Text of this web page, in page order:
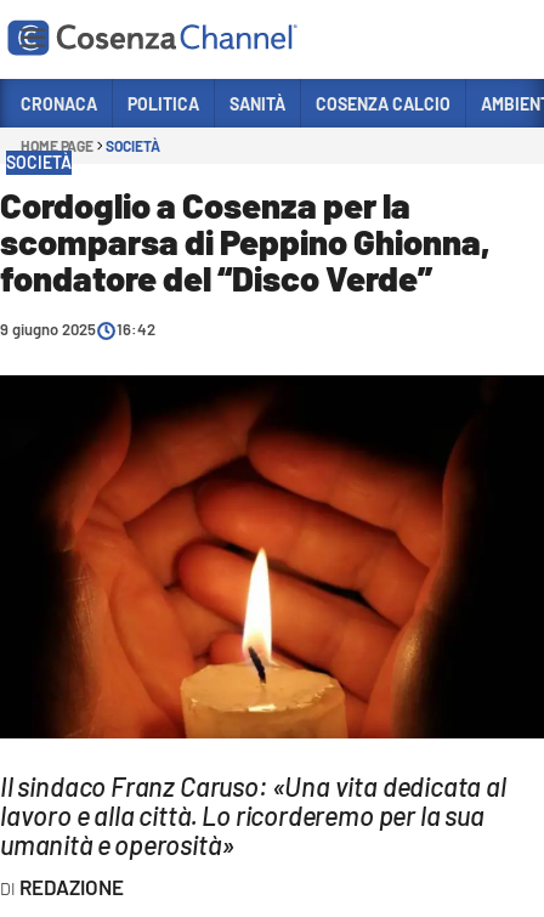
Sezioni
POLITICA
COSENZA CALCIO
ECONOMIA E LAVORO
SPORT
CULTURA
AMBIENTE
Streaming
LAC NETWORK
LAC ONAIR
LaC
Network
CRONACA POLITICA SANITÀ COSENZA CALCIO
HOME PAGE SOCIETÀ
SOCIETÀ
Cordoglio a Cosenza per la
scomparsa di Peppino Ghionna,
fondatore del “Disco Verde”
9 giugno 2025 16:42
Il sindaco Franz Caruso: «Una vita dedicata al
lavoro e alla città. Lo ricorderemo per la sua
umanità e operosità»
REDAZIONE